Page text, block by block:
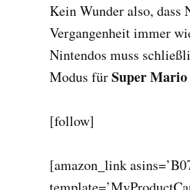
Kein Wunder also,
Vergangenheit immer
Nintendos muss
Modus fürSuper Mario
[follow]
[amazon_link